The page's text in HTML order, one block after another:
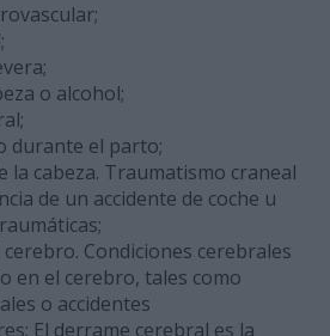
o alcohol;
durante el parto;
la cabeza. Traumatismo craneal
de un accidente de coche u
Condiciones cerebrales
en el cerebro, tales como
o accidentes
El derrame cerebral es la